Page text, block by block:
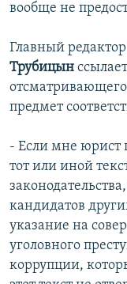
вообще не
Главный
Трубицын
предмет
- Если мне юрист
тот или иной
кандидатов
указание на
уголовного
коррупции,